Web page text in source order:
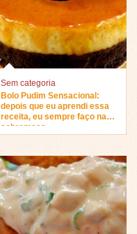
Sem categoria
Bolo Pudim Sensacional:
depois que eu aprendi essa
receita, eu sempre faço na
sobremesa…